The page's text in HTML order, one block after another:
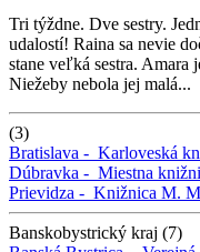
Tri týždne. Dve sestry.
udalostí! Raina sa nevie
stane veľká sestra. Amara
Niežeby nebola jej malá...
(3)
Bratislava - Karloveská
Dúbravka - Miestna
Prievidza - Knižnica M.
Banskobystrický kraj (7)